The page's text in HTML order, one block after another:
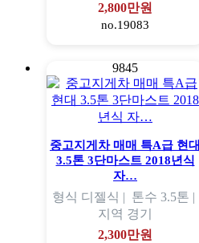
2,800만원
no.19083
9845
중고지게차 매매 특A급 현대
3.5톤 3단마스트 2018년식
자…
형식 디젤식 | 톤수 3.5톤 |
지역 경기
2,300만원